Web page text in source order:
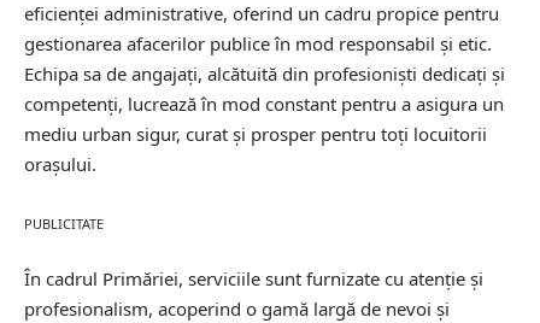
eficienței administrative, oferind un cadru propice pentru
gestionarea afacerilor publice în mod responsabil și etic.
Echipa sa de angajați, alcătuită din profesioniști dedicați și
competenți, lucrează în mod constant pentru a asigura un
mediu urban sigur, curat și prosper pentru toți locuitorii
orașului.
PUBLICITATE
În cadrul Primăriei, serviciile sunt furnizate cu atenție și
profesionalism, acoperind o gamă largă de nevoi și